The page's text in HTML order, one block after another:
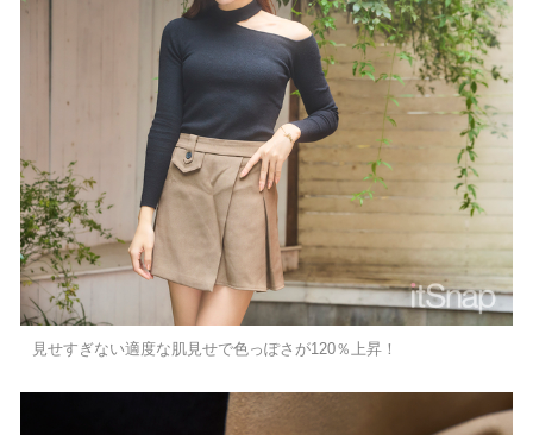
見せすぎない適度な肌見せで色っぽさが120％上昇！